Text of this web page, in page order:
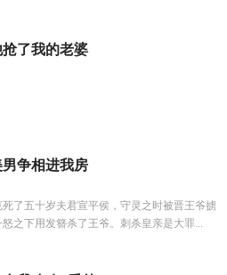
了我的老婆
争相进我房
了五十岁夫君宣平侯，守灵之时被晋王爷掳
之下用发簪杀了王爷。刺杀皇亲是大罪...